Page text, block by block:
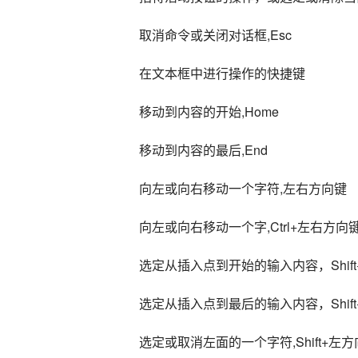
取消命令或关闭对话框,Esc
在文本框中进行操作的快捷键
移动到内容的开始,Home
移动到内容的最后,End
向左或向右移动一个字符,左右方向键
向左或向右移动一个字,Ctrl+左右方向
选定从插入点到开始的输入内容，
选定从插入点到最后的输入内容，
选定或取消左面的一个字符,Shift+左方